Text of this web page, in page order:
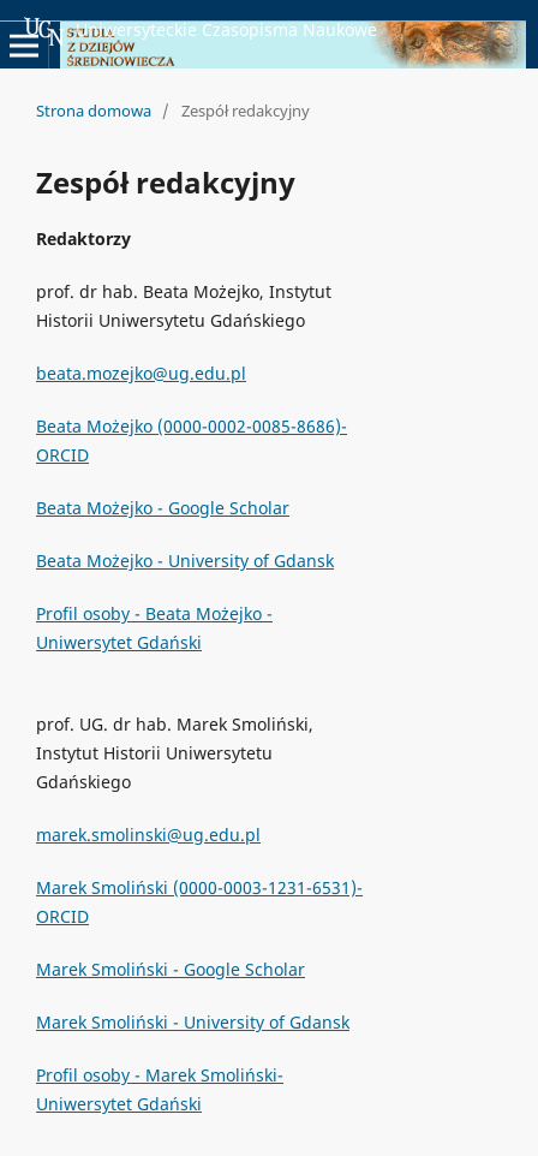
Uniwersyteckie Czasopisma Naukowe
Strona domowa / Zespół redakcyjny
Zespół redakcyjny
Redaktorzy
prof. dr hab. Beata Możejko, Instytut
Historii Uniwersytetu Gdańskiego
beata.mozejko@ug.edu.pl
Beata Możejko (0000-0002-0085-8686)-
ORCID
Beata Możejko - Google Scholar
Beata Możejko - University of Gdansk
Profil osoby - Beata Możejko -
Uniwersytet Gdański
prof. UG. dr hab. Marek Smoliński,
Instytut Historii Uniwersytetu
Gdańskiego
marek.smolinski@ug.edu.pl
Marek Smoliński (0000-0003-1231-6531)-
ORCID
Marek Smoliński - Google Scholar
Marek Smoliński - University of Gdansk
Profil osoby - Marek Smoliński-
Uniwersytet Gdański